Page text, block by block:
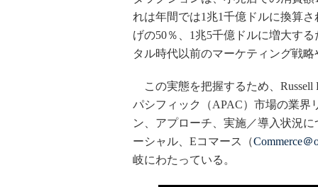
れは年間では1兆1千億ドルに換算
げの50％、1兆5千億ドルに増大す
タル時代以前のマーケティング戦
この実態を把握するため、Russell
パシフィック（APAC）市場の業界
ン、アプローチ、実施／導入状況
ーシャル、Eコマース（Commerce＠
岐にわたっている。